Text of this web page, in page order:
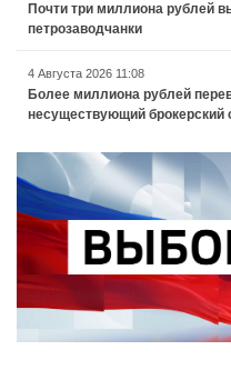
Почти три миллиона рублей
петрозаводчанки
4 Августа 2026 11:08
Более миллиона рублей
несуществующий брокерский